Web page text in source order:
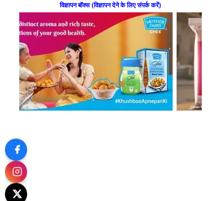
विज्ञापन बॉक्स (विज्ञापन देने के लिए संपर्क करें)